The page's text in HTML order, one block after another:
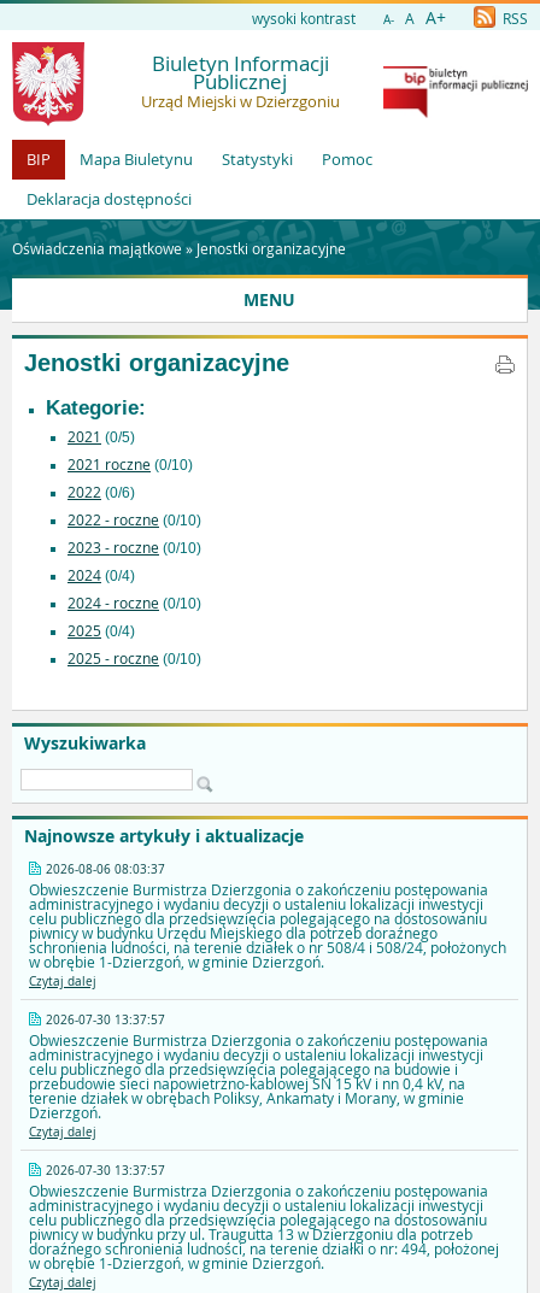
wysoki kontrast A- A A+ RSS
Biuletyn Informacji
Publicznej
Urząd Miejski w Dzierzgoniu
BIP Mapa Biuletynu Statystyki
Pomoc
Deklaracja dostępności
Oświadczenia majątkowe » Jenostki organizacyjne
MENU
Wyszukiwarka
Najnowsze artykuły i aktualizacje
2026-08-06 08:03:37
Obwieszczenie Burmistrza Dzierzgonia o zakończeniu postępowania
administracyjnego i wydaniu decyzji o ustaleniu lokalizacji inwestycji
celu publicznego dla przedsięwzięcia polegającego na dostosowaniu
piwnicy w budynku Urzędu Miejskiego dla potrzeb doraźnego
schronienia ludności, na terenie działek o nr 508/4 i 508/24, położonych
w obrębie 1-Dzierzgoń, w gminie Dzierzgoń.
Czytaj dalej
2026-07-30 13:37:57
Obwieszczenie Burmistrza Dzierzgonia o zakończeniu postępowania
administracyjnego i wydaniu decyzji o ustaleniu lokalizacji inwestycji
celu publicznego dla przedsięwzięcia polegającego na budowie i
przebudowie sieci napowietrzno-kablowej SN 15 kV i nn 0,4 kV, na
terenie działek w obrębach Poliksy, Ankamaty i Morany, w gminie
Dzierzgoń.
Czytaj dalej
2026-07-30 13:37:57
Obwieszczenie Burmistrza Dzierzgonia o zakończeniu postępowania
administracyjnego i wydaniu decyzji o ustaleniu lokalizacji inwestycji
celu publicznego dla przedsięwzięcia polegającego na dostosowaniu
piwnicy w budynku przy ul. Traugutta 13 w Dzierzgoniu dla potrzeb
doraźnego schronienia ludności, na terenie działki o nr: 494, położonej
w obrębie 1-Dzierzgoń, w gminie Dzierzgoń.
Czytaj dalej
Jenostki organizacyjne
Kategorie:
2021 (0/5)
2021 roczne (0/10)
2022 (0/6)
2022 - roczne (0/10)
2023 - roczne (0/10)
2024 (0/4)
2024 - roczne (0/10)
2025 (0/4)
2025 - roczne (0/10)